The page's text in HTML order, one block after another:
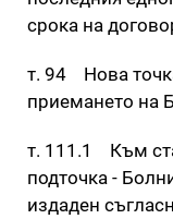
срока на
т. 94 Нова
приемането на
т. 111.1 Към
подточка -
издаден